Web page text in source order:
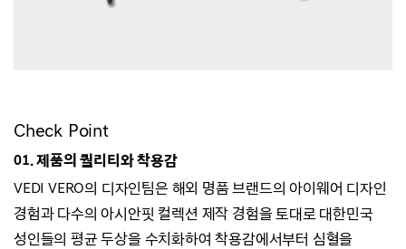
Check Point
01. 제품의 퀄리티와 착용감
VEDI VERO의 디자인팀은 해외 명품 브랜드의 아이웨어 디자인
경험과 다수의 아시안핏 컬렉션 제작 경험을 토대로 대한민국
성인들의 평균 두상을 수치화하여착용감에서부터 심혈을